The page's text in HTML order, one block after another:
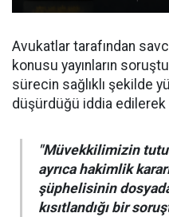
Avukatlar tarafından
konusu yayınların
sürecin sağlıklı şekilde
düşürdüğü iddia
"Müvekkilimizin
ayrıca hakimlik
şüphelisinin
kısıtlandığı bir